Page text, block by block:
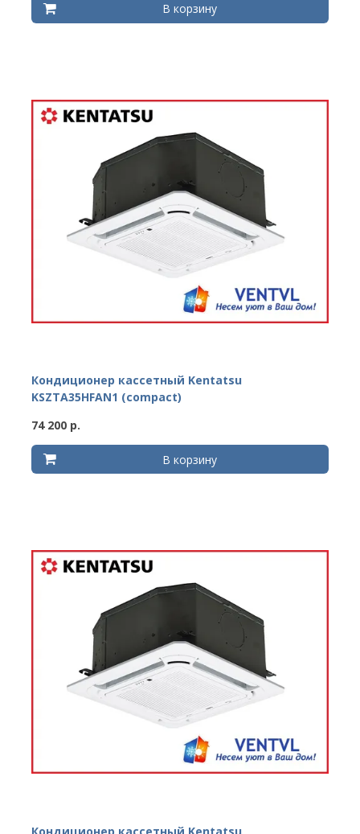
В корзину
Кондиционер кассетный Kentatsu
KSZTA35HFAN1 (compact)
74 200 р.
В корзину